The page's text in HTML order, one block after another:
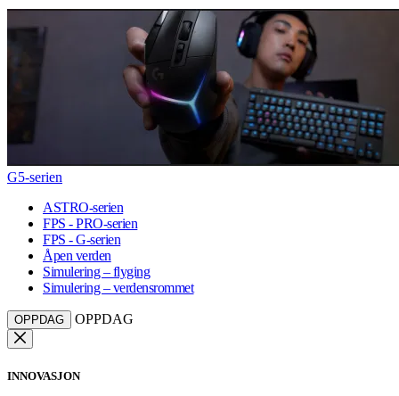
G5-serien
ASTRO-serien
FPS - PRO-serien
FPS - G-serien
Åpen verden
Simulering – flyging
Simulering – verdensrommet
OPPDAG OPPDAG
INNOVASJON